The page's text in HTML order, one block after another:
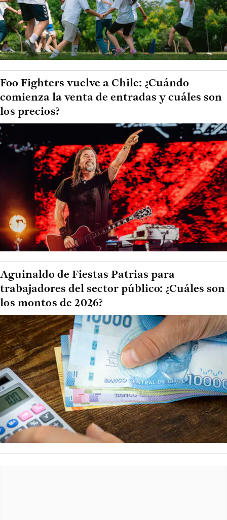
Foo Fighters vuelve a Chile: ¿Cuándo
comienza la venta de entradas y cuáles son
los precios?
Aguinaldo de Fiestas Patrias para
trabajadores del sector público: ¿Cuáles son
los montos de 2026?